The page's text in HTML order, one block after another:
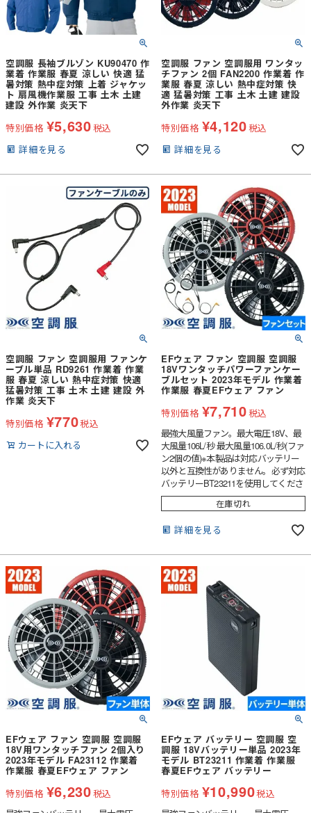
空調服 長袖ブルゾン KU90470 作
業着 作業服 春夏 涼しい 快適 猛
暑対策 熱中症対策 上着 ジャケッ
ト 扇風機作業服 工事 土木 土建
建設 外作業 炎天下
特別価格 ¥5,630税込
詳細を見る
空調服 ファン 空調服用 ワンタッ
チファン 2個 FAN2200 作業着 作
業服 春夏 涼しい 熱中症対策 快
適 猛暑対策 工事 土木 土建 建設
外作業 炎天下
特別価格 ¥4,120税込
詳細を見る
空調服 ファン 空調服用 ファンケ
ーブル単品 RD9261 作業着 作業
服 春夏 涼しい 熱中症対策 快適
猛暑対策 工事 土木 土建 建設 外
作業 炎天下
特別価格 ¥770税込
カートに入れる
EFウェア ファン 空調服 空調服
18Vワンタッチパワーファンケー
ブルセット 2023年モデル 作業着
作業服 春夏EFウェア ファン
特別価格 ¥7,710税込
最強大風量ファン。最大電圧18V、最
大風量106L/秒 最大風量106.0L/秒(ファ
ン2個の値)※本製品は対応バッテリー
以外と互換性がありません。必ず対応
バッテリーBT23211を使用してくださ
い。他の組み合わせで使用すると不具
合が起こる場合があります。
在庫切れ
詳細を見る
EFウェア ファン 空調服 空調服
18V用ワンタッチファン 2個入り
2023年モデル FA23112 作業着
作業服 春夏EFウェア ファン
特別価格 ¥6,230税込
EFウェア バッテリー 空調服 空
調服 18Vバッテリー単品 2023年
モデル BT23211 作業着 作業服
春夏EFウェア バッテリー
特別価格 ¥10,990税込